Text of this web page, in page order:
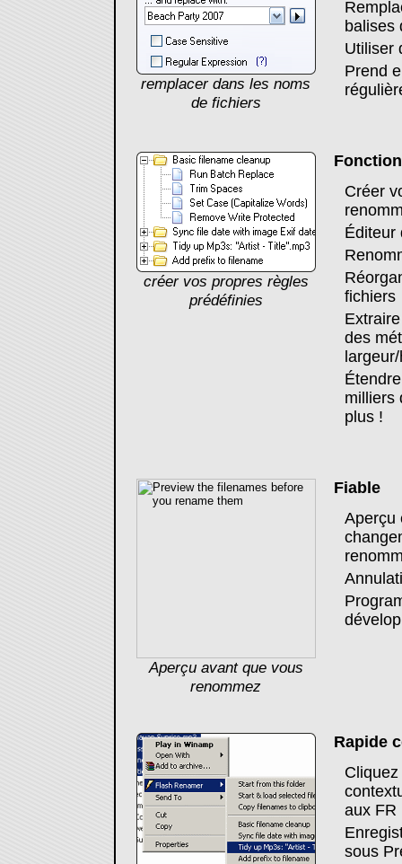
remplacer dans les noms
de fichiers
balises
Utiliser
Prend
créer vos propres règles
prédéfinies
Créer
Éditeur
fichiers
des
milliers
plus !
Aperçu avant que vous
renommez
Fiable
Aperçu
Rapide
aux FR
sous